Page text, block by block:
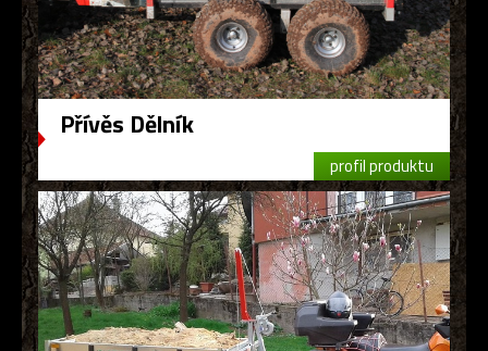
Přívěs Dělník
profil produktu